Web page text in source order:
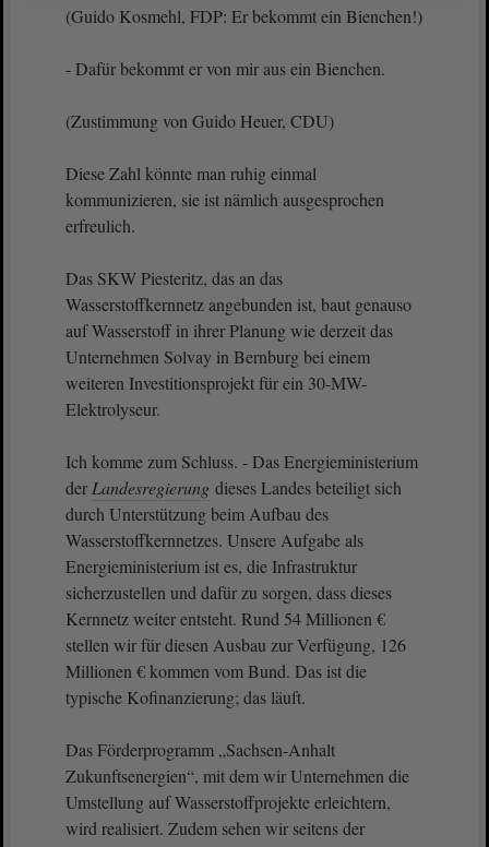
(Guido Kosmehl, FDP: Er bekommt ein Bienchen!)
- Dafür bekommt er von mir aus ein Bienchen.
(Zustimmung von Guido Heuer, CDU)
Diese Zahl könnte man ruhig einmal
kommunizieren, sie ist nämlich ausgesprochen
erfreulich.
Das SKW Piesteritz, das an das
Wasserstoffkernnetz angebunden ist, baut genauso
auf Wasserstoff in ihrer Planung wie derzeit das
Unternehmen Solvay in Bernburg bei einem
weiteren Investitionsprojekt für ein 30-MW-
Elektrolyseur.
Ich komme zum Schluss. - Das Energieministerium
der Landesregierung dieses Landes beteiligt sich
durch Unterstützung beim Aufbau des
Wasserstoffkernnetzes. Unsere Aufgabe als
Energieministerium ist es, die Infrastruktur
sicherzustellen und dafür zu sorgen, dass dieses
Kernnetz weiter entsteht. Rund 54 Millionen €
stellen wir für diesen Ausbau zur Verfügung, 126
Millionen € kommen vom Bund. Das ist die
typische Kofinanzierung; das läuft.
Das Förderprogramm „Sachsen-Anhalt
Zukunftsenergien“, mit dem wir Unternehmen die
Umstellung auf Wasserstoffprojekte erleichtern,
wird realisiert. Zudem sehen wir seitens der